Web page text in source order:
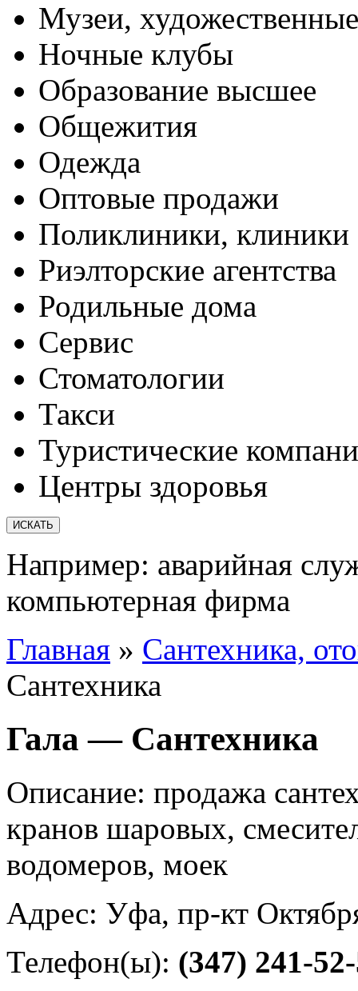
Музеи,
Ночные клубы
Образование высшее
Общежития
Одежда
Оптовые продажи
Поликлиники, клиники
Риэлторские агентства
Родильные дома
Сервис
Стоматологии
Такси
Туристические
Центры здоровья
Например: аварийная
компьютерная фирма
Главная » Сантехника,
Сантехника
Гала — Сантехника
Описание: продажа
кранов шаровых,
водомеров, моек
Адрес: Уфа, пр-кт
Телефон(ы): (347) 241-